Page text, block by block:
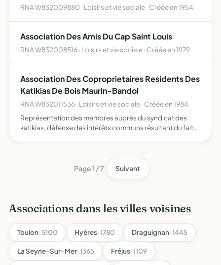
RNA W832009880 · Loisirs et vie sociale · Créée en 1954
Association Des Amis Du Cap Saint Louis
RNA W832008516 · Loisirs et vie sociale · Créée en 1979
Association Des Coproprietaires Residents Des
Katikias De Bois Maurin-Bandol
RNA W832011536 · Loisirs et vie sociale · Créée en 1984
Représentation des membres auprès du syndicat des
katikias, défense des intérêts communs résultant du fait
Page 1 / 7 Suivant
Associations dans les villes voisines
Toulon· 5100 Hyères· 1780 Draguignan· 1445
La Seyne-Sur-Mer· 1365 Fréjus· 1109